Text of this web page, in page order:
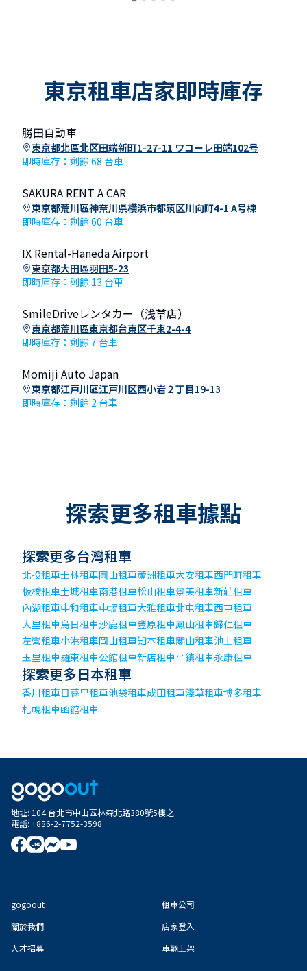
東京租車店家即時庫存
勝田自動車
東京都北區北区田端新町1-27-11 ワコーレ田端102号
即時庫存：剩餘 68 台車
SAKURA RENT A CAR
東京都荒川區神奈川県横浜市都筑区川向町4-1 A号棟
即時庫存：剩餘 60 台車
IX Rental-Haneda Airport
東京都大田區羽田5-23
即時庫存：剩餘 13 台車
SmileDriveレンタカー（浅草店）
東京都荒川區東京都台東区千束2-4-4
即時庫存：剩餘 7 台車
Momiji Auto Japan
東京都江戸川區江戸川区西小岩２丁目19-13
即時庫存：剩餘 2 台車
探索更多租車據點
探索更多台灣租車
北投租車士林租車圓山租車蘆洲租車大安租車西門町租車
板橋租車土城租車南港租車松山租車景美租車新莊租車
內湖租車中和租車中壢租車大雅租車北屯租車西屯租車
大里租車烏日租車沙鹿租車豐原租車鳳山租車歸仁租車
左營租車小港租車岡山租車知本租車關山租車池上租車
玉里租車羅東租車公館租車新店租車平鎮租車永康租車
探索更多日本租車
香川租車日暮里租車池袋租車成田租車淺草租車博多租車
札幌租車函館租車
地址: 104 台北市中山區林森北路380號5樓之一
電話: +886-2-7752-3598
gogoout
關於我們
人才招募
租車公司
店家登入
車輛上架